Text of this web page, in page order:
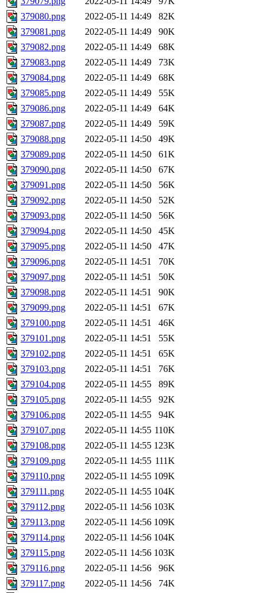
379080.png
2022-05-11 14:49
82K
379081.png
2022-05-11 14:49
90K
379082.png
2022-05-11 14:49
68K
379083.png
2022-05-11 14:49
73K
379084.png
2022-05-11 14:49
68K
379085.png
2022-05-11 14:49
55K
379086.png
2022-05-11 14:49
64K
379087.png
2022-05-11 14:49
59K
379088.png
2022-05-11 14:50
49K
379089.png
2022-05-11 14:50
61K
379090.png
2022-05-11 14:50
67K
379091.png
2022-05-11 14:50
56K
379092.png
2022-05-11 14:50
52K
379093.png
2022-05-11 14:50
56K
379094.png
2022-05-11 14:50
45K
379095.png
2022-05-11 14:50
47K
379096.png
2022-05-11 14:51
70K
379097.png
2022-05-11 14:51
50K
379098.png
2022-05-11 14:51
90K
379099.png
2022-05-11 14:51
67K
379100.png
2022-05-11 14:51
46K
379101.png
2022-05-11 14:51
55K
379102.png
2022-05-11 14:51
65K
379103.png
2022-05-11 14:51
76K
379104.png
2022-05-11 14:55
89K
379105.png
2022-05-11 14:55
92K
379106.png
2022-05-11 14:55
94K
379107.png
2022-05-11 14:55 110K
379108.png
2022-05-11 14:55 123K
379109.png
2022-05-11 14:55 111K
379110.png
2022-05-11 14:55 109K
379111.png
2022-05-11 14:55 104K
379112.png
2022-05-11 14:56 103K
379113.png
2022-05-11 14:56 109K
379114.png
2022-05-11 14:56 104K
379115.png
2022-05-11 14:56 103K
379116.png
2022-05-11 14:56
96K
379117.png
2022-05-11 14:56
74K